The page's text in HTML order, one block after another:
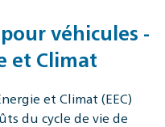
véhicules -
et Climat
et Climat (EEC)
du cycle de vie de